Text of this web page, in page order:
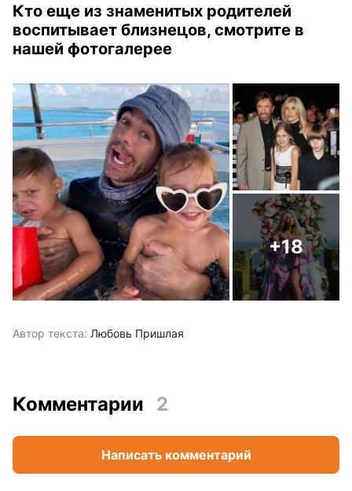
Кто еще из знаменитых родителей
воспитывает близнецов, смотрите в
нашей фотогалерее
+18
Автор текста: Любовь Пришлая
Комментарии 2
Написать комментарий